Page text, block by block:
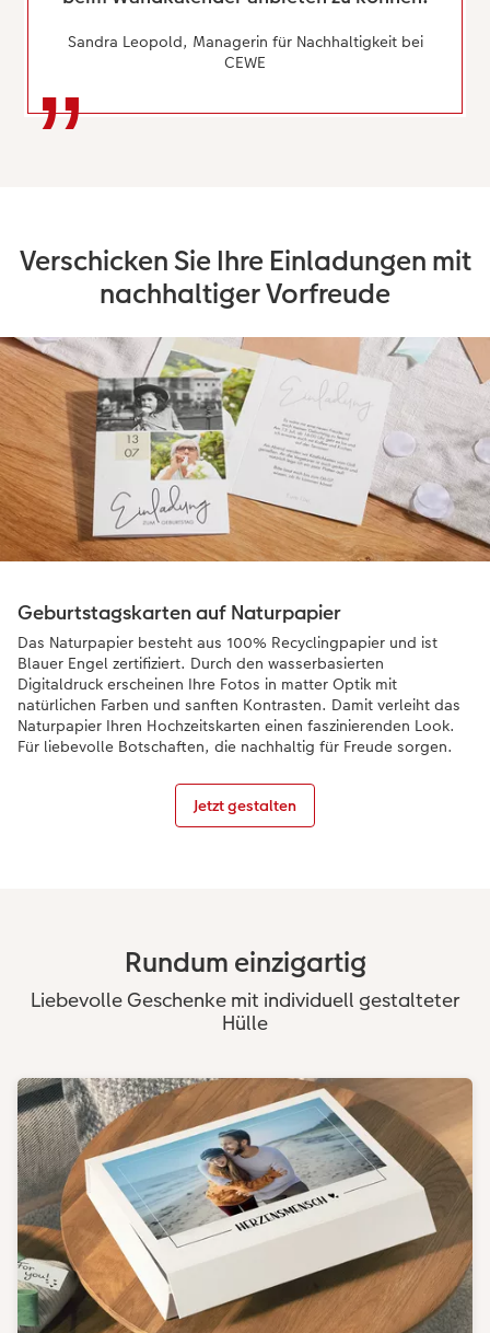
Sandra Leopold, Managerin für Nachhaltigkeit bei
CEWE
Verschicken Sie Ihre Einladungen mit
nachhaltiger Vorfreude
Geburtstagskarten auf Naturpapier
Das Naturpapier besteht aus 100% Recyclingpapier und ist
Blauer Engel zertifiziert. Durch den wasserbasierten
Digitaldruck erscheinen Ihre Fotos in matter Optik mit
natürlichen Farben und sanften Kontrasten. Damit verleiht das
Naturpapier Ihren Hochzeitskarten einen faszinierenden Look.
Für liebevolle Botschaften, die nachhaltig für Freude sorgen.
Jetzt gestalten
Rundum einzigartig
Liebevolle Geschenke mit individuell gestalteter
Hülle